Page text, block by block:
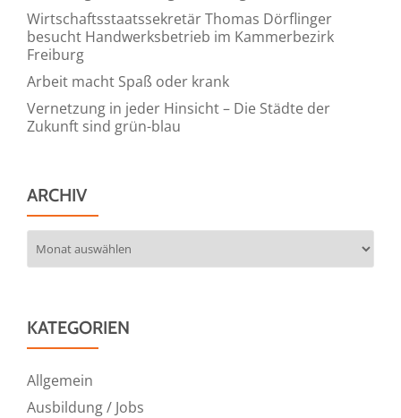
Wirtschaftsstaatssekretär Thomas Dörflinger
besucht Handwerksbetrieb im Kammerbezirk
Freiburg
Arbeit macht Spaß oder krank
Vernetzung in jeder Hinsicht – Die Städte der
Zukunft sind grün-blau
ARCHIV
KATEGORIEN
Allgemein
Ausbildung / Jobs